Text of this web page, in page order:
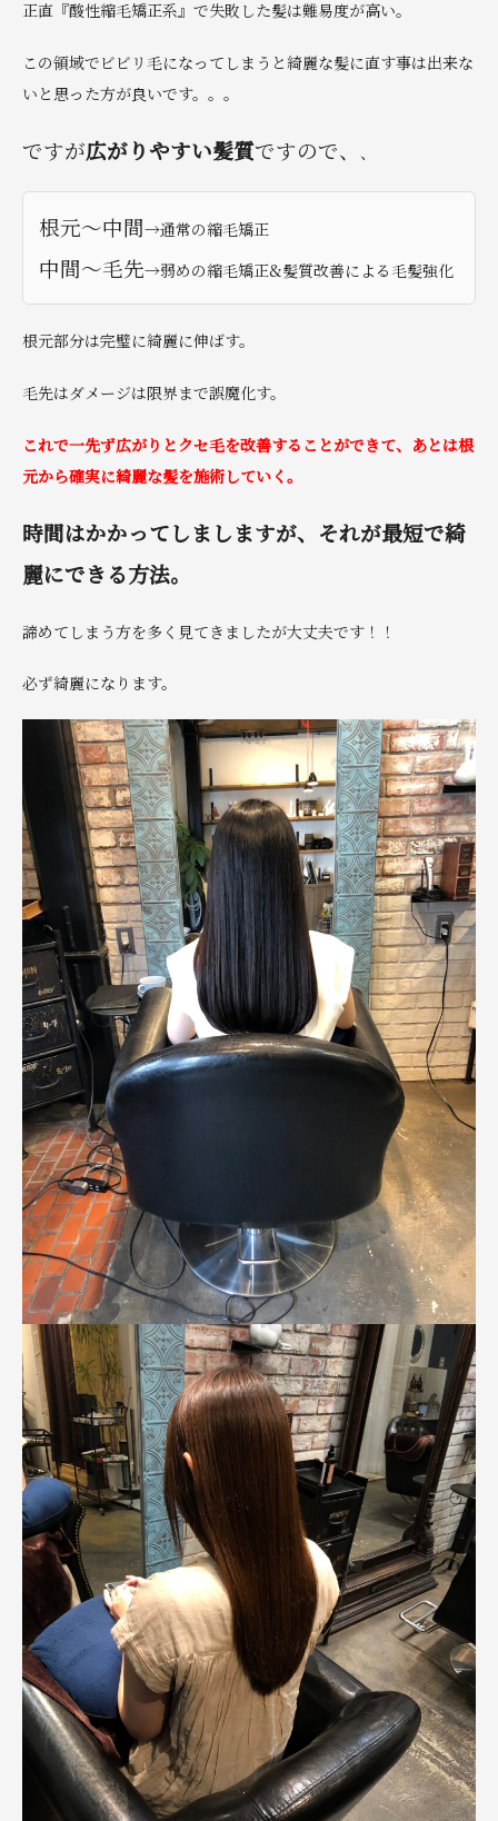
正直『酸性縮毛矯正系』で失敗した髪は難易度が高い。
この領域でビビリ毛になってしまうと綺麗な髪に直す事は出来な
いと思った方が良いです。。。
ですが広がりやすい髪質ですので、 、
根元〜中間→通常の縮毛矯正
中間〜毛先→弱めの縮毛矯正&髪質改善による毛髪強化
根元部分は完璧に綺麗に伸ばす。
毛先はダメージは限界まで誤魔化す。
これで一先ず広がりとクセ毛を改善することができて、あとは根
元から確実に綺麗な髪を施術していく。
時間はかかってしましますが、 それが最短で綺
麗にできる方法。
諦めてしまう方を多く見てきましたが大丈夫です！！
必ず綺麗になります。